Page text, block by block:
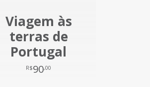
Viagem às
terras de
Portugal
R$90,00